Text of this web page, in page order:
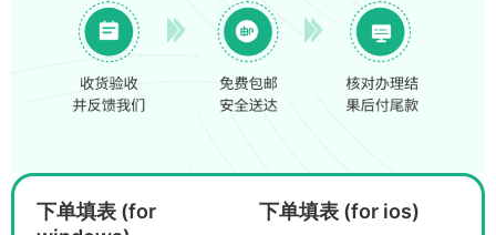
下单填表 (for
下单填表 (for ios)